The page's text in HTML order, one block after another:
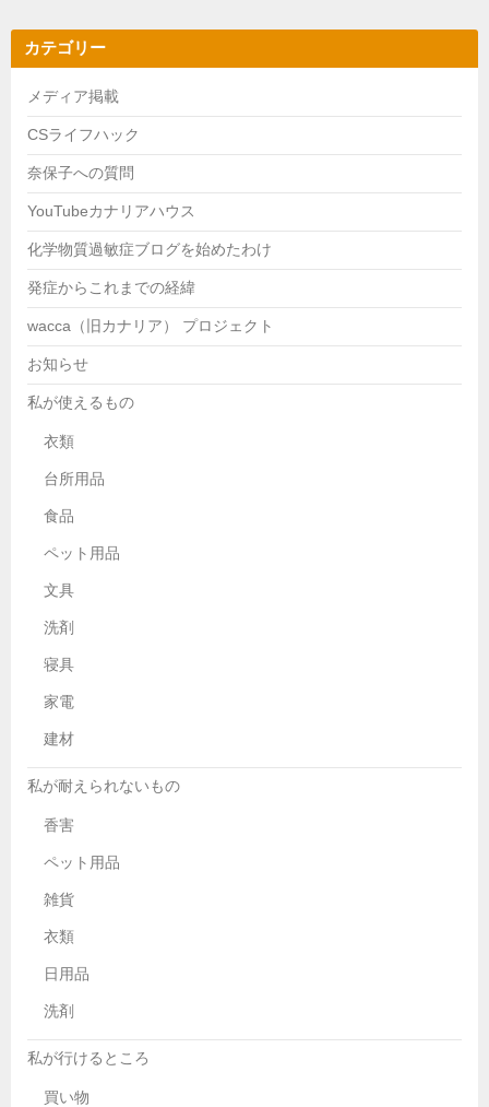
カテゴリー
メディア掲載
CSライフハック
奈保子への質問
YouTubeカナリアハウス
化学物質過敏症ブログを始めたわけ
発症からこれまでの経緯
wacca（旧カナリア） プロジェクト
お知らせ
私が使えるもの
衣類
台所用品
食品
ペット用品
文具
洗剤
寝具
家電
建材
私が耐えられないもの
香害
ペット用品
雑貨
衣類
日用品
洗剤
私が行けるところ
買い物